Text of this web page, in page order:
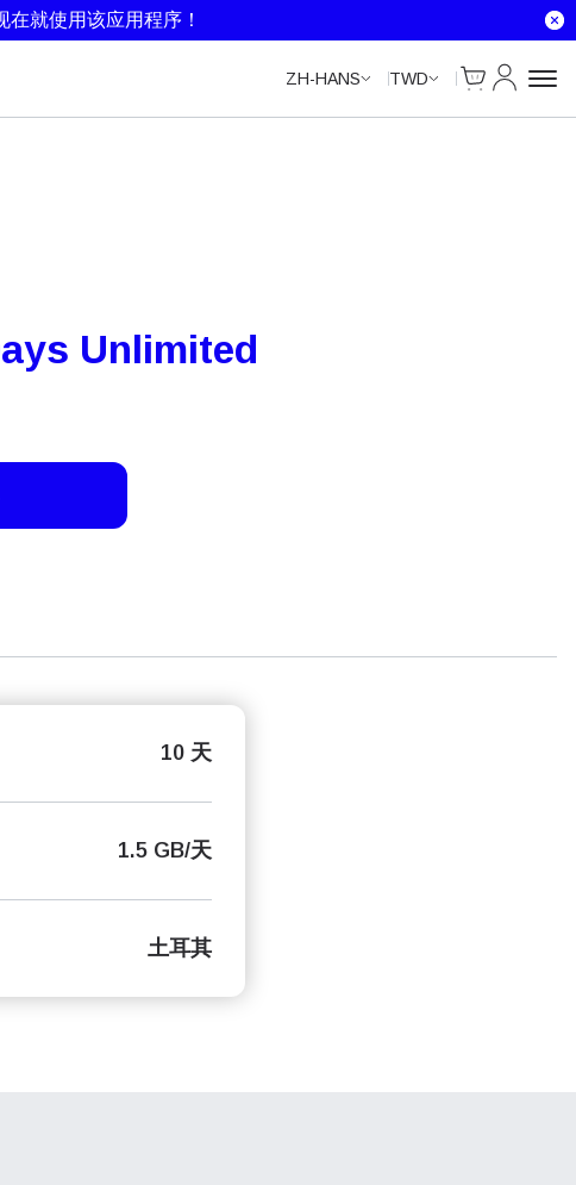
在就使用该应用程序！
ZH-HANS TWD
Cart
我的账户
Unlimited
10 天
1.5 GB/天
土耳其